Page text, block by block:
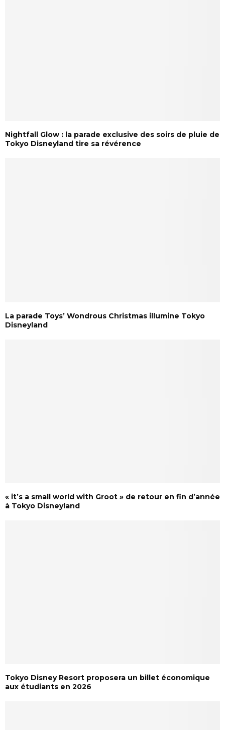
Nightfall Glow : la parade exclusive des soirs de pluie de
Tokyo Disneyland tire sa révérence
La parade Toys’ Wondrous Christmas illumine Tokyo
Disneyland
« it’s a small world with Groot » de retour en fin d’année
à Tokyo Disneyland
Tokyo Disney Resort proposera un billet économique
aux étudiants en 2026